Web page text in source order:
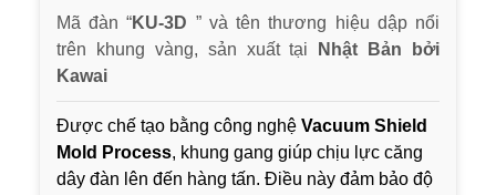
Mã đàn “KU-3D ” và tên thương hiệu dập nổi
trên khung vàng, sản xuất tại
Nhật Bản bởi
Kawai
Được chế tạo bằng công nghệ Vacuum Shield
Mold Process, khung gang giúp chịu lực căng
dây đàn lên đến hàng tấn. Điều này đảm bảo độ